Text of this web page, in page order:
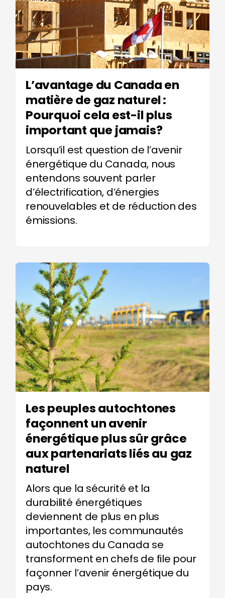
L’avantage du Canada en
matière de gaz naturel :
Pourquoi cela est-il plus
important que jamais?
Lorsqu’il est question de l’avenir
énergétique du Canada, nous
entendons souvent parler
d’électrification, d’énergies
renouvelables et de réduction des
émissions.
Les peuples autochtones
façonnent un avenir
énergétique plus sûr grâce
aux partenariats liés au gaz
naturel
Alors que la sécurité et la
durabilité énergétiques
deviennent de plus en plus
importantes, les communautés
autochtones du Canada se
transforment en chefs de file pour
façonner l’avenir énergétique du
pays.